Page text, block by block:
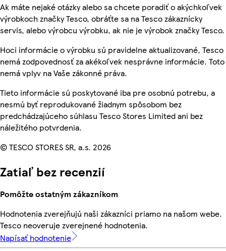
Ak máte nejaké otázky alebo sa chcete poradiť o akýchkoľvek
výrobkoch značky Tesco, obráťte sa na Tesco zákaznícky
servis, alebo výrobcu výrobku, ak nie je výrobok značky Tesco.
Hoci informácie o výrobku sú pravidelne aktualizované, Tesco
nemá zodpovednosť za akékoľvek nesprávne informácie. Toto
nemá vplyv na Vaše zákonné práva.
Tieto informácie sú poskytované iba pre osobnú potrebu, a
nesmú byť reprodukované žiadnym spôsobom bez
predchádzajúceho súhlasu Tesco Stores Limited ani bez
náležitého potvrdenia.
© TESCO STORES SR, a.s. 2026
Zatiaľ bez recenzií
Pomôžte ostatným zákazníkom
Hodnotenia zverejňujú naši zákazníci priamo na našom webe.
Tesco neoveruje zverejnené hodnotenia.
Napísať hodnotenie